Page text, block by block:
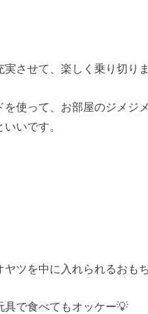
させて、楽しく乗り切り
使って、お部屋のジメジ
いです。
ツを中に入れられるおも
具で食べてもオッケー💡